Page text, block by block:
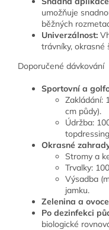
umožňuje
běžných
Univerzálnost:
trávníky, okrasné
Doporučené dávkování
Sportovní a
Zakládání:
cm půdy).
Údržba:
Okrasné
Stromy a
Trvalky:
Výsadba
jamku.
Zelenina a
Po dezinfekci
biologické